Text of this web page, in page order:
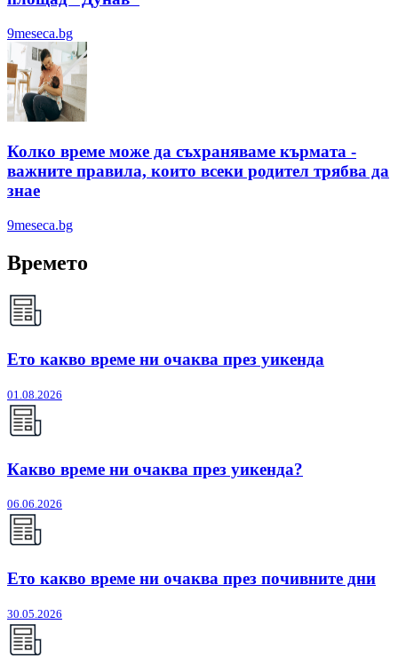
9meseca.bg
Колко време може да съхраняваме кърмата -
важните правила, които всеки родител трябва да
знае
9meseca.bg
Времето
Ето какво време ни очаква през уикенда
01.08.2026
Какво време ни очаква през уикенда?
06.06.2026
Ето какво време ни очаква през почивните дни
30.05.2026